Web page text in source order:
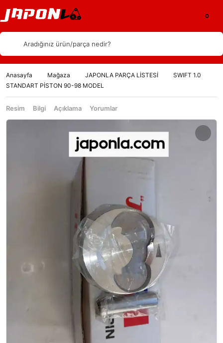
Aradığınız ürün/parça nedir?
Anasayfa Mağaza JAPONLA PARÇA LİSTESİ
SWIFT 1.0
STANDART PİSTON 90-98 MODEL
Resim Bilgi Açıklama Yorumlar